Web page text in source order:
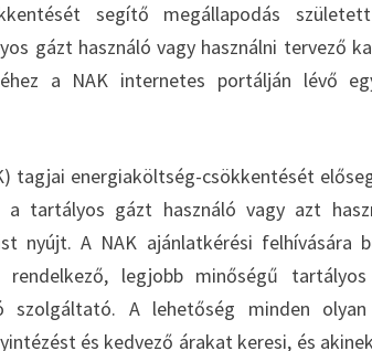
segítő megállapodás
gázt használó vagy használni tervező
a NAK internetes portálján lévő
tagjai energiaköltség-csökkentését
a tartályos gázt használó vagy azt
nyújt. A NAK ajánlatkérési felhívására
legjobb minőségű
szolgáltató. A lehetőség minden
és kedvező árakat keresi, és